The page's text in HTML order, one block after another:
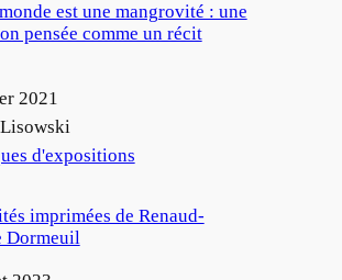
est une mangrovité : une
pensée comme un récit
2021
àd'expositions
imprimées de Renaud-
Dormeuil